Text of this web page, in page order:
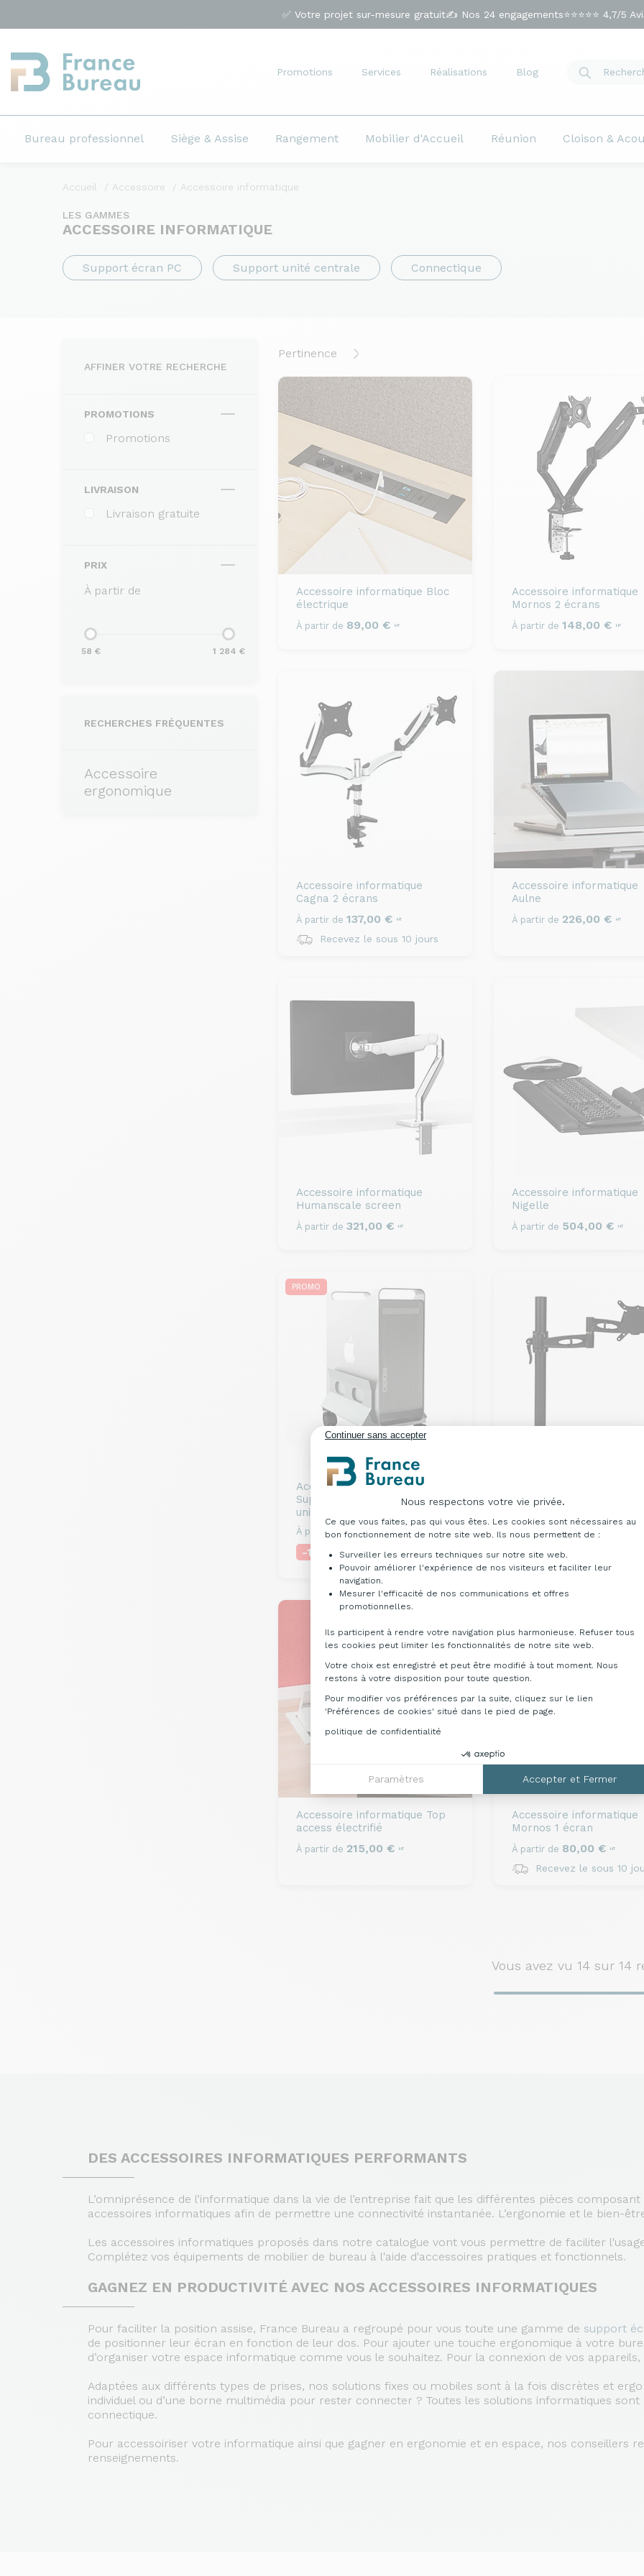
Continuer sans accepter
Nous respectons votre vie privée.
Plateforme de Gestion du Consentement :
Ce que vous faites, pas qui vous êtes. Les cookies sont nécessaires au
bon fonctionnement de notre site web. Ils nous permettent de :
Surveiller les erreurs techniques sur notre site web.
Pouvoir améliorer l'expérience de nos visiteurs et faciliter leur
navigation.
Mesurer l'efficacité de nos communications et offres
promotionnelles.
Ils participent à rendre votre navigation plus harmonieuse. Refuser tous
les cookies peut limiter les fonctionnalités de notre site web.
Votre choix est enregistré et peut être modifié à tout moment. Nous
restons à votre disposition pour toute question.
Pour modifier vos préférences par la suite, cliquez sur le lien
'Préférences de cookies' situé dans le pied de page.
politique de confidentialité
Paramètres Accepter et Fermer
✅ Votre projet sur-mesure gratuit✍️ Nos 24 engagements⭐⭐⭐⭐⭐ 4,7/5
Promotions Services Réalisations Blog
Bureau professionnel Siège & Assise Rangement Mobilier d'Accueil Réunion Cloison &
Accueil Accessoire Accessoire informatique
LES GAMMES
ACCESSOIRE INFORMATIQUE
Support écran PC Support unité centrale Connectique
DES ACCESSOIRES INFORMATIQUES PERFORMANTS
L’omniprésence de l’informatique dans la vie de l’entreprise fait que les différentes pièces
accessoires informatiques afin de permettre une connectivité instantanée. L’ergonomie et le bien-
Les accessoires informatiques proposés dans notre catalogue vont vous permettre de faciliter
Complétez vos équipements de mobilier de bureau à l'aide d'accessoires pratiques et fonctionnels.
GAGNEZ EN PRODUCTIVITÉ AVEC NOS ACCESSOIRES INFORMATIQUES
Pour faciliter la position assise, France Bureau a regroupé pour vous toute une gamme de support
de positionner leur écran en fonction de leur dos. Pour ajouter une touche ergonomique à votre
d’organiser votre espace informatique comme vous le souhaitez. Pour la connexion de vos
Adaptées aux différents types de prises, nos solutions fixes ou mobiles sont à la fois discrètes et
individuel ou d’une borne multimédia pour rester connecter ? Toutes les solutions informatiques
connectique.
Pour accessoiriser votre informatique ainsi que gagner en ergonomie et en espace, nos conseillers
renseignements.
AFFINER VOTRE RECHERCHE
PROMOTIONS
Promotions
LIVRAISON
Livraison gratuite
PRIX
À partir de
58 € 1 284 €
RECHERCHES FRÉQUENTES
Accessoire
ergonomique
Pertinence
Accessoire informatique Bloc
électrique
À partir de 89,00 € HT
Accessoire informatique
Mornos 2 écrans
À partir de 148,00 € HT
Accessoire informatique
Cagna 2 écrans
À partir de 137,00 € HT
Recevez le sous 10 jours
Accessoire informatique
Aulne
À partir de 226,00 € HT
Accessoire informatique
Humanscale screen
À partir de 321,00 € HT
Accessoire informatique
Nigelle
À partir de 504,00 € HT
PROMO
Accessoire informatique
Supports unité centrale
universel
À partir de 133,00 €
-15% 113,05 €
À partir de 180,00 €
Recevez le sous 10
Accessoire informatique Top
access électrifié
À partir de 215,00 € HT
Accessoire informatique
Mornos 1 écran
À partir de 80,00 € HT
Recevez le sous 10
Vous avez vu 14 sur 14